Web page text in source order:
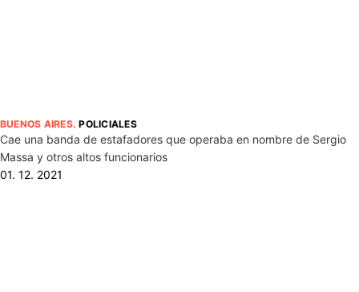
BUENOS AIRES.POLICIALES
Cae una banda de estafadores que operaba en nombre de Sergio
Massa y otros altos funcionarios
01. 12. 2021